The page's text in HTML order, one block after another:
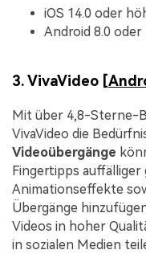
iOS 14.0 oder
Android 8.0 oder
3. VivaVideo [
Mit über 4,8-Sterne-
VivaVideo die
Videoübergänge
Fingertipps
Animationseffekte
Übergänge
Videos in hoher
in sozialen Medien